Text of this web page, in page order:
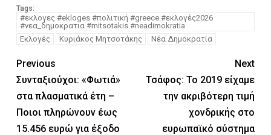
Tags:
#εκλογες #ekloges #πολιτική #greece #εκλογές2026
#νεα_δημοκρατια #mitsotakis #neadimokratia
Εκλογές
Κυριάκος Μητσοτάκης Νέα Δημοκρατία
Previous
Συνταξιούχοι: «Φωτιά»
στα πλασματικά έτη –
Ποιοι πληρώνουν έως
15.456 ευρώ για έξοδο
Next
Τσάφος: Το 2019 είχαμε
την ακριβότερη τιμή
χονδρικής στο
ευρωπαϊκό σύστημα